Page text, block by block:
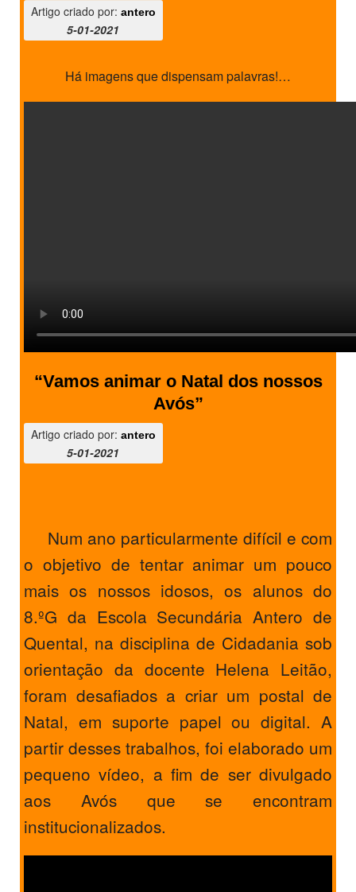
Artigo criado por: antero
5-01-2021
Há imagens que dispensam palavras!…
“Vamos animar o Natal dos nossos
Avós”
Artigo criado por: antero
5-01-2021
Num ano particularmente difícil e com
o objetivo de tentar animar um pouco
mais os nossos idosos, os alunos do
8.ºG da Escola Secundária Antero de
Quental, na disciplina de Cidadania sob
orientação da docente Helena Leitão,
foram desafiados a criar um postal de
Natal, em suporte papel ou digital. A
partir desses trabalhos, foi elaborado um
pequeno vídeo, a fim de ser divulgado
aos Avós que se encontram
institucionalizados.